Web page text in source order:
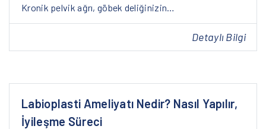
Kronik pelvik ağrı, göbek deliğinizin…
Detaylı Bilgi
Labioplasti Ameliyatı Nedir? Nasıl Yapılır,
İyileşme Süreci